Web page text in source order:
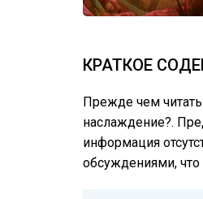
КРАТКОЕ
Прежде чем
наслаждение?.
информация
обсуждениями,